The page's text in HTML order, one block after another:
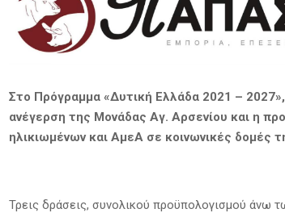
Στο Πρόγραμμα «Δυτική Ελλάδα 2021 –
ανέγερση της Μονάδας Αγ. Αρσενίου και η
ηλικιωμένων και ΑμεΑ σε κοινωνικές δομές
Τρεις δράσεις, συνολικού προϋπολογισμού άνω